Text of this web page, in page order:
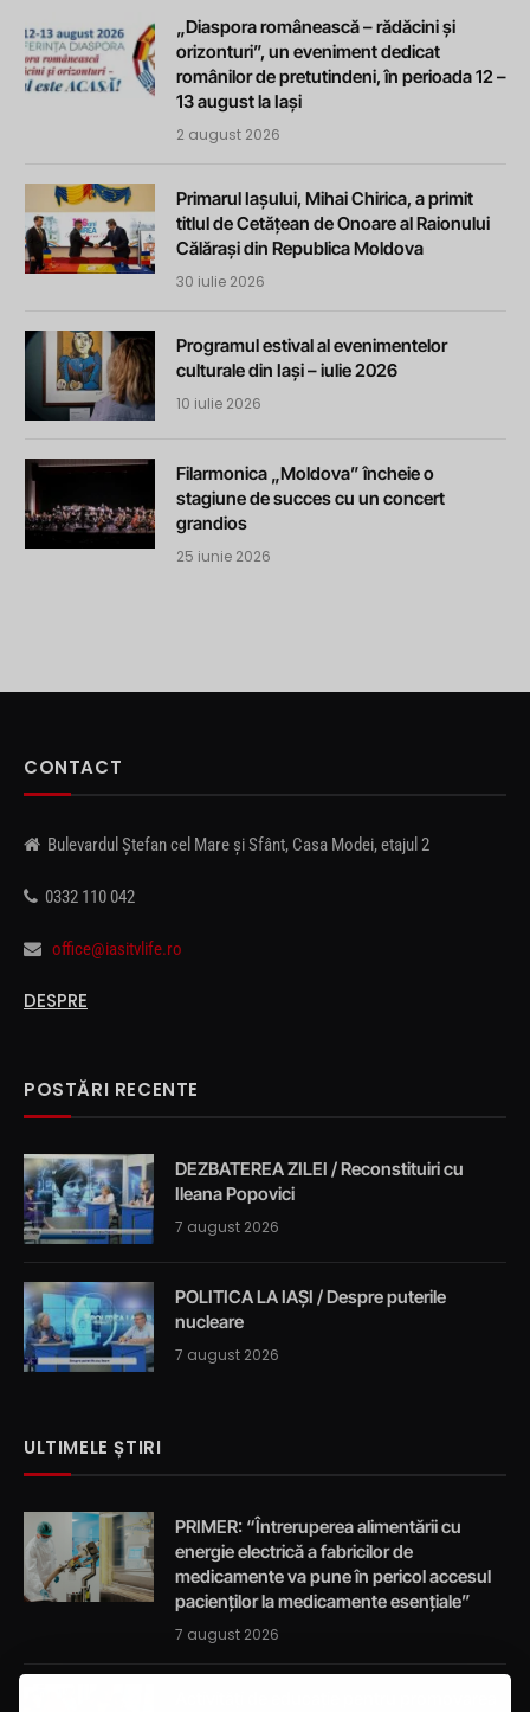
„Diaspora românească – rădăcini și
orizonturi”, un eveniment dedicat
românilor de pretutindeni, în perioada 12 –
13 august la Iași
2 august 2026
Primarul Iașului, Mihai Chirica, a primit
titlul de Cetățean de Onoare al Raionului
Călărași din Republica Moldova
30 iulie 2026
Programul estival al evenimentelor
culturale din Iași – iulie 2026
10 iulie 2026
Filarmonica „Moldova” încheie o
stagiune de succes cu un concert
grandios
25 iunie 2026
CONTACT
Bulevardul Ștefan cel Mare și Sfânt, Casa Modei, etajul 2
0332 110 042
office@iasitvlife.ro
DESPRE
POSTĂRI RECENTE
DEZBATEREA ZILEI / Reconstituiri cu
Ileana Popovici
7 august 2026
POLITICA LA IAȘI / Despre puterile
nucleare
7 august 2026
ULTIMELE ȘTIRI
PRIMER: “Întreruperea alimentării cu
energie electrică a fabricilor de
medicamente va pune în pericol accesul
pacienților la medicamente esențiale”
7 august 2026